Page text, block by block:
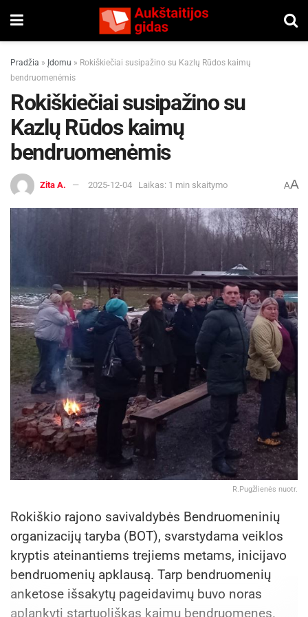
Pradžia » Įdomu » Rokiškiečiai susipažino su Kazlų Rūdos kaimų
bendruomenėmis
Rokiškiečiai susipažino su
Kazlų Rūdos kaimų
bendruomenėmis
Zita A. 2025-12-04 Laikas: 1 min skaitymo AA
R.Pugžlienės nuotr.
Rokiškio rajono savivaldybės Bendruomeninių
organizacijų taryba (BOT), svarstydama veiklos
kryptis ateinantiems trejiems metams, inicijavo
bendruomenių apklausą. Tarp bendruomenių
anketose išsakytų pageidavimų buvo noras
aplankyti startuoliškas kaimų bendruomenes.